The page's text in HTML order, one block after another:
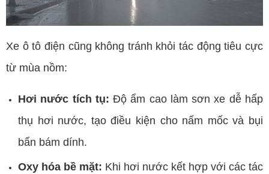
Xe ô tô điện cũng không tránh khỏi tác động tiêu cực
từ mùa nồm:
Hơi nước tích tụ: Độ ẩm cao làm sơn xe dễ hấp
thụ hơi nước, tạo điều kiện cho nấm mốc và bụi
bẩn bám dính.
Oxy hóa bề mặt: Khi hơi nước kết hợp với các tác